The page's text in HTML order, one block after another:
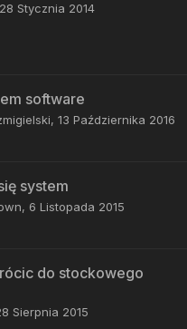
28 Stycznia 2014
software
, 13 Października 2016
system
, 6 Listopada 2015
do stockowego
Sierpnia 2015